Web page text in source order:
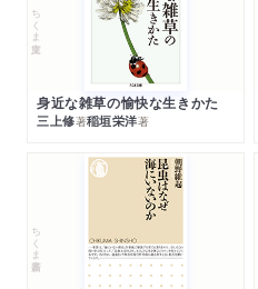
ちくま文庫
身近な雑草の愉快な生きかた
三上修著稲垣栄洋著
ちくま新書